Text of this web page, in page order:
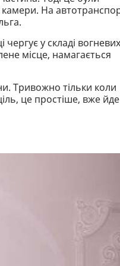
камери. На
у складі вогневих
місце, намагається
Тривожно тільки коли
це простіше, вже йде